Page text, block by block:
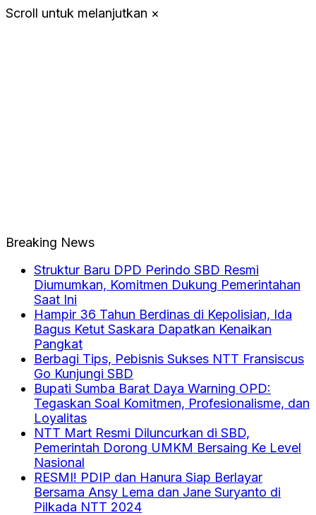
Scroll untuk melanjutkan ×
Breaking News
Struktur Baru DPD Perindo SBD Resmi
Diumumkan, Komitmen Dukung Pemerintahan
Saat Ini
Hampir 36 Tahun Berdinas di Kepolisian, Ida
Bagus Ketut Saskara Dapatkan Kenaikan
Pangkat
Berbagi Tips, Pebisnis Sukses NTT Fransiscus
Go Kunjungi SBD
Bupati Sumba Barat Daya Warning OPD:
Tegaskan Soal Komitmen, Profesionalisme, dan
Loyalitas
NTT Mart Resmi Diluncurkan di SBD,
Pemerintah Dorong UMKM Bersaing Ke Level
Nasional
RESMI! PDIP dan Hanura Siap Berlayar
Bersama Ansy Lema dan Jane Suryanto di
Pilkada NTT 2024